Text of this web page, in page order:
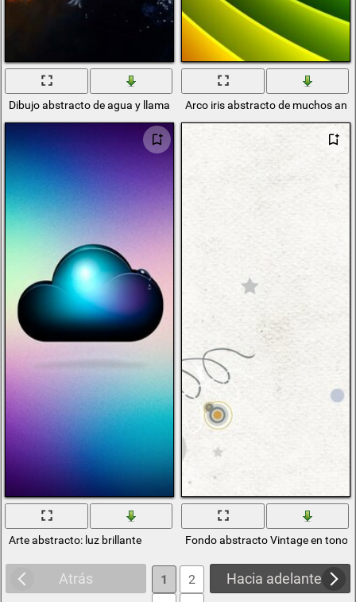
Dibujo abstracto de agua y llama Arco iris abstracto de muchos
Arte abstracto: luz brillante Fondo abstracto Vintage en tonos
Atrás Hacia adelante
1
2